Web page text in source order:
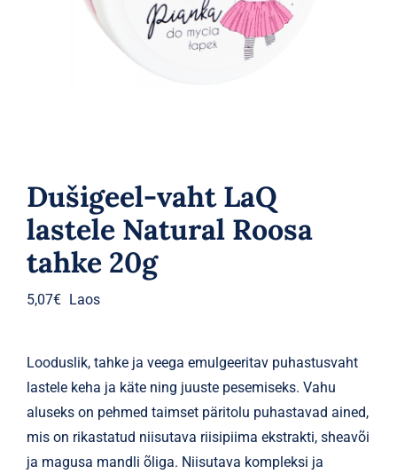
Parfüümid
Dušigeel-vaht LaQ
lastele Natural Roosa
tahke 20g
5,07€ Laos
Looduslik, tahke ja veega emulgeeritav puhastusvaht
lastele keha ja käte ning juuste pesemiseks. Vahu
aluseks on pehmed taimset päritolu puhastavad ained,
mis on rikastatud niisutava riisipiima ekstrakti, sheavõi
ja magusa mandli õliga. Niisutava kompleksi ja